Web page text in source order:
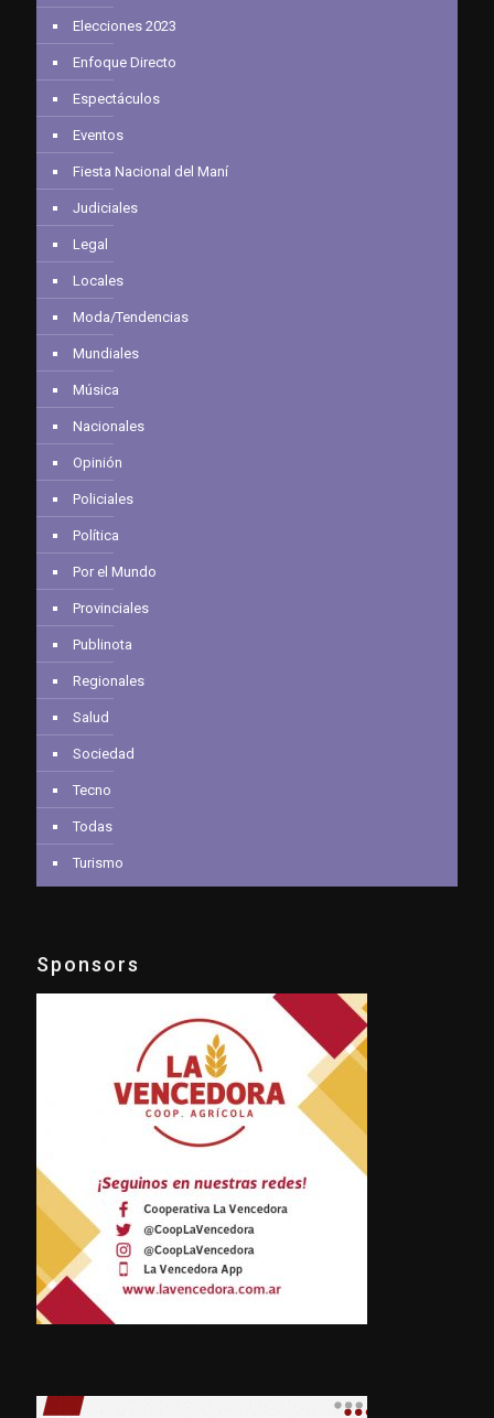
Elecciones 2023
Enfoque Directo
Espectáculos
Eventos
Fiesta Nacional del Maní
Judiciales
Legal
Locales
Moda/Tendencias
Mundiales
Música
Nacionales
Opinión
Policiales
Política
Por el Mundo
Provinciales
Publinota
Regionales
Salud
Sociedad
Tecno
Todas
Turismo
Sponsors